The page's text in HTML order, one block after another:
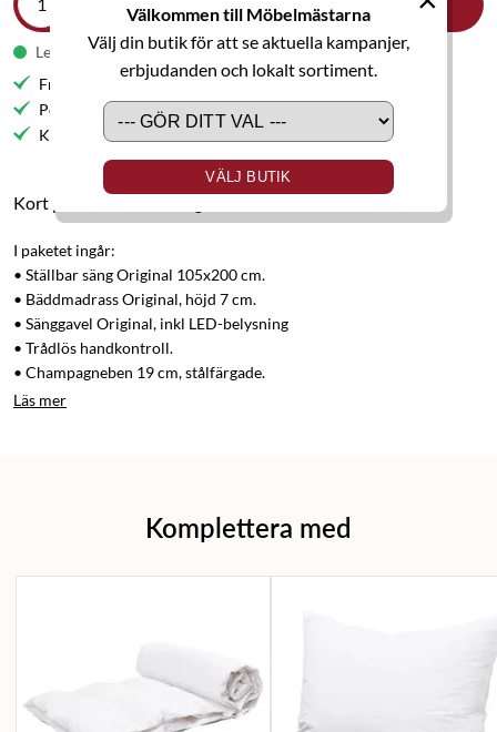
Välkommen till Möbelmästarna
Välj din butik för att se aktuella kampanjer,
erbjudanden och lokalt sortiment.
VÄLJ BUTIK
Leveranstid 5-6 veckor
Fri frakt till butik
Personlig service
Kvalitetsmöbler
Kort produktbeskrivning
I paketet ingår:
• Ställbar säng Original 105x200 cm.
• Bäddmadrass Original, höjd 7 cm.
• Sänggavel Original, inkl LED-belysning
• Trådlös handkontroll.
• Champagneben 19 cm, stålfärgade.
Läs mer
Komplettera med